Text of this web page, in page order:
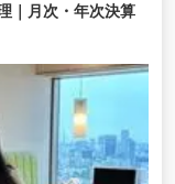
｜月次・年次決算